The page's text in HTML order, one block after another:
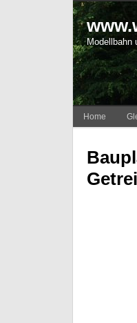
Modellbahn
Home